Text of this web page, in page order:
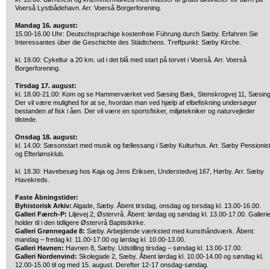
Voerså Lystbådehavn. Arr. Voerså Borgerforening.
Mandag 16. august:
15.00-16.00 Uhr: Deutschsprachige kostenfreie Führung durch Sæby. Erfahren Sie
Interessantes über die Geschichte des Städtchens. Treffpunkt: Sæby Kirche.
kl. 19.00: Cykeltur a 20 km. ud i det blå med start på torvet i Voerså. Arr. Voerså
Borgerforening.
Tirsdag 17. august:
kl. 18.00-21.00: Kom og se Hammerværket ved Sæsing Bæk, Stenskrogvej 11,
Der vil være mulighed for at se, hvordan man ved hjælp af elbefiskning undersøger
bestanden af fisk i åen. Der vil være en sportsfisker, miljøtekniker og naturvejleder
tilstede.
Onsdag 18. august:
kl. 14.00: Sæsonstart med musik og fællessang i Sæby Kulturhus. Arr. Sæby Pensionist
og Efterlønsklub.
kl. 18.30: Havebesøg hos Kaja og Jens Eriksen, Understedvej 167, Hørby. Arr. Sæby
Havekreds.
Faste Åbningstider:
Byhistorisk Arkiv: Algade, Sæby. Åbent tirsdag, onsdag og torsdag kl. 13.00-16.00.
Galleri Færch-P: Liljevej 2, Østervrå. Åbent: lørdag og søndag kl. 13.00-17.00.
holder til i den tidligere Østervrå Baptistkirke.
Galleri Grønnegade 8: Sæby. Arbejdende værksted med kunsthåndværk. Åbent:
mandag – fredag kl. 11.00-17.00 og lørdag kl. 10.00-13.00.
Galleri Havnen: Havnen 8, Sæby. Udstilling tirsdag – søndag kl. 13.00-17.00.
Galleri Nordenvind: Skolegade 2, Sæby. Åbent lørdag kl. 10.00-14.00 og søndag kl.
12.00-15.00 til og med 15. august. Derefter 12-17 onsdag-søndag.